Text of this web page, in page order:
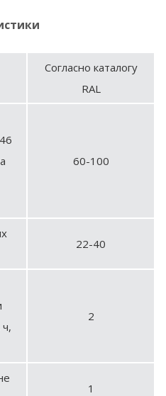
Согласно каталогу
RAL
60-100
22-40
2
1